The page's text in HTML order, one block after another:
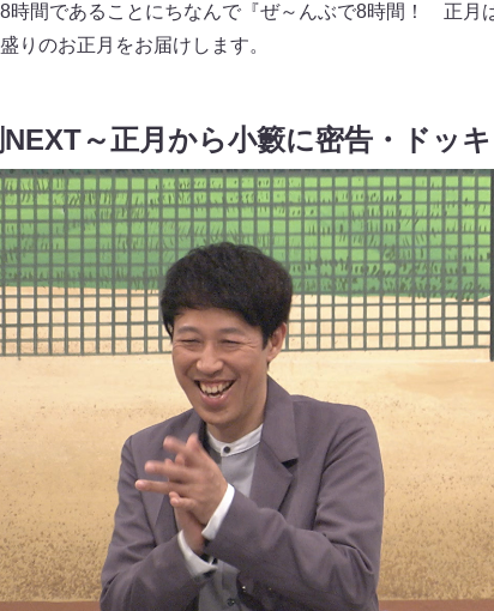
時間であることにちなんで『ぜ～んぶで8時間！ 正月
りのお正月をお届けします。
～正月から小籔に密告・ドッキ